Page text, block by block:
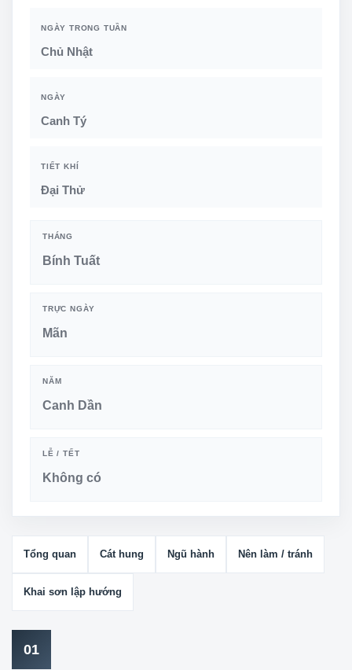
NGÀY TRONG TUẦN
Chủ Nhật
NGÀY
Canh Tý
TIẾT KHÍ
Đại Thử
THÁNG
Bính Tuất
TRỰC NGÀY
Mãn
NĂM
Canh Dần
LỄ / TẾT
Không có
Tổng quan Cát hung Ngũ hành Nên làm / tránh
Khai sơn lập hướng
01